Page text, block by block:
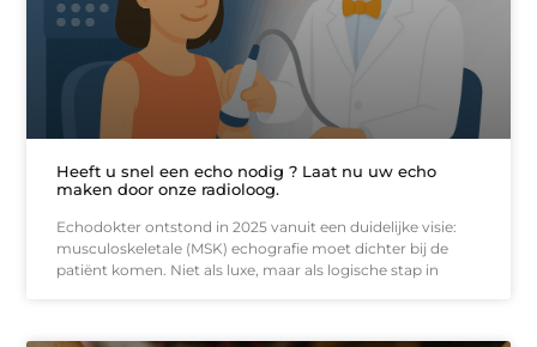
Heeft u snel een echo nodig ? Laat nu uw echo
maken door onze radioloog.
Echodokter ontstond in 2025 vanuit een duidelijke visie:
musculoskeletale (MSK) echografie moet dichter bij de
patiënt komen. Niet als luxe, maar als logische stap in